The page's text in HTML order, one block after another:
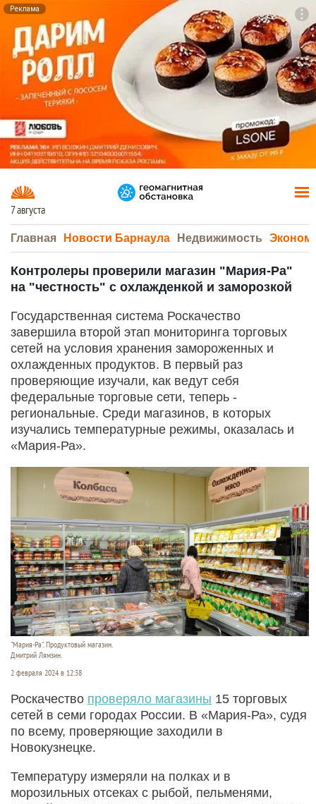
Реклама
7 августа
Главная Новости Барнаула Недвижимость
Контролеры проверили магазин "Мария-Ра"
на "честность" с охлажденкой и заморозкой
Государственная система Роскачество
завершила второй этап мониторинга торговых
сетей на условия хранения замороженных и
охлажденных продуктов. В первый раз
проверяющие изучали, как ведут себя
федеральные торговые сети, теперь -
региональные. Среди магазинов, в которых
изучались температурные режимы, оказалась и
«Мария-Ра».
"Мария-Ра". Продуктовый магазин.
Дмитрий Лямзин.
2 февраля 2024 в 12:38
Роскачество проверяло магазины 15 торговых
сетей в семи городах России. В «Мария-Ра», судя
по всему, проверяющие заходили в
Новокузнецке.
Температуру измеряли на полках и в
морозильных отсеках с рыбой, пельменями,